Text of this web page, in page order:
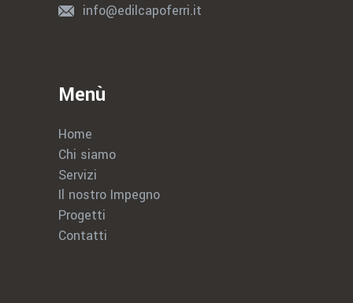
info@edilcapoferri.it
Menù
Home
Chi siamo
Servizi
Il nostro Impegno
Progetti
Contatti